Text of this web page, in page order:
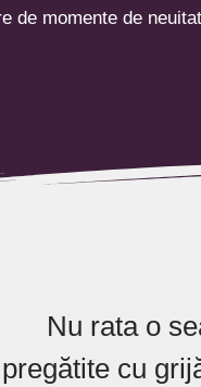
de momente de
Nu rata o
pregătite cu